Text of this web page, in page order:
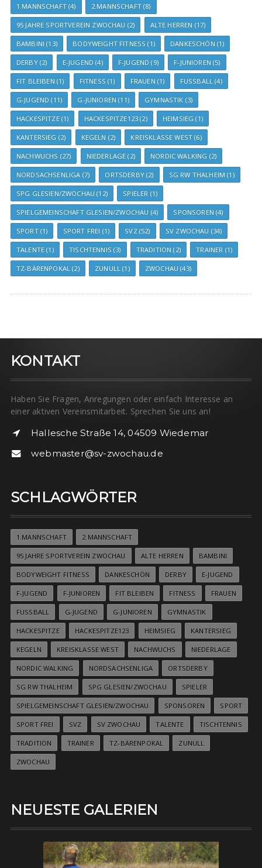
1.MANNSCHAFT(4) 2.MANNSCHAFT(8)
95 JAHRE SPORTVEREIN ZWOCHAU (2) ALTE HERREN (17)
BAMBINI (13) BODYWEIGHT FITNESS (1) DANKESCHÖN (1)
DERBY(2) E-JUGEND (4) F-JUGEND (9) F-JUNIOREN (5)
FIT BLEIBEN (1) FITNESS (1) FRAUEN (1) FUSSBALL (4)
G-JUGEND (11) G-JUNIOREN (11) GYMNASTIK (3)
HACKESPITZE(1) HACKESPITZE123 (2) HEIMSIEG (1)
KANTERSIEG (2) KEGELN (2) KREISKLASSE WEST (6)
NACHWUCHS (27) NIEDERLAGE (2) NORDIC WALKING (2)
NORDSACHSENLIGA (7) ORTSDERBY(2) SG RW THALHEIM (1)
SPG GLESIEN/ZWOCHAU (12) SPIELER (1)
SPIELGEMEINSCHAFT GLESIEN/ZWOCHAU (4) SPONSOREN (4)
SPORT(1) SPORT FREI (1) SVZ(52) SV ZWOCHAU (34)
TALENTE (1) TISCHTENNIS (3) TRADITION (2) TRAINER (1)
TZ-BÄRENPOKAL (2) ZUNULL (1) ZWOCHAU (43)
KONTAKT
Haben Sie Fragen, Anregungen oder einfach Interesse an
einer aktiven Vereinsmitarbeit. Sprechen Sie uns an!
Hallesche Straße 14, 04509 Wiedemar
webmaster@sv-zwochau.de
SCHLAGWÖRTER
1.MANNSCHAFT 2.MANNSCHAFT
95 JAHRE SPORTVEREIN ZWOCHAU ALTE HERREN BAMBINI
BODYWEIGHT FITNESS DANKESCHÖN DERBY E-JUGEND
F-JUGEND F-JUNIOREN FIT BLEIBEN FITNESS FRAUEN
FUSSBALL G-JUGEND G-JUNIOREN GYMNASTIK
HACKESPITZE HACKESPITZE123 HEIMSIEG KANTERSIEG
KEGELN KREISKLASSE WEST NACHWUCHS NIEDERLAGE
NORDIC WALKING NORDSACHSENLIGA ORTSDERBY
SG RW THALHEIM SPG GLESIEN/ZWOCHAU SPIELER
SPIELGEMEINSCHAFT GLESIEN/ZWOCHAU SPONSOREN SPORT
SPORT FREI SVZ SV ZWOCHAU TALENTE TISCHTENNIS
TRADITION TRAINER TZ-BÄRENPOKAL ZUNULL
ZWOCHAU
NEUESTE GALERIEN